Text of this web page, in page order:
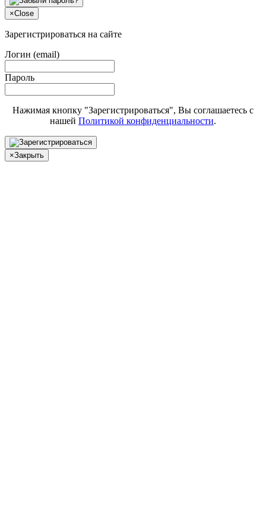
×Close
Зарегистрироваться на сайте
Логин (email)
Пароль
Нажимая кнопку "Зарегистрироваться", Вы соглашаетесь с
нашей Политикой конфиденциальности.
×Закрыть